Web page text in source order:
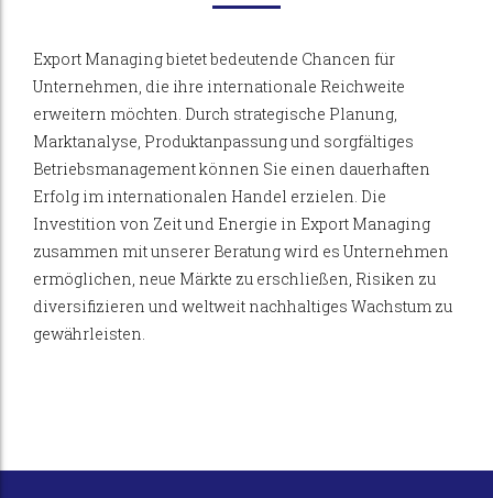
Export Managing bietet bedeutende Chancen für
Unternehmen, die ihre internationale Reichweite
erweitern möchten. Durch strategische Planung,
Marktanalyse, Produktanpassung und sorgfältiges
Betriebsmanagement können Sie einen dauerhaften
Erfolg im internationalen Handel erzielen. Die
Investition von Zeit und Energie in Export Managing
zusammen mit unserer Beratung wird es Unternehmen
ermöglichen, neue Märkte zu erschließen, Risiken zu
diversifizieren und weltweit nachhaltiges Wachstum zu
gewährleisten.